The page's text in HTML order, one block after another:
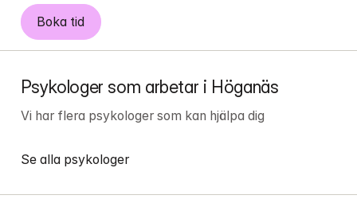
Boka tid
Psykologer som arbetar i Höganäs
Vi har flera psykologer som kan hjälpa dig
Se alla psykologer